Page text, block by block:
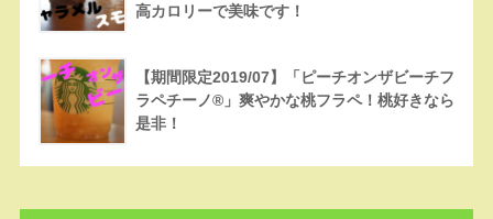
高カロリーで美味です！
【期間限定2019/07】「ピーチオンザビーチフ
ラペチーノ®」爽やかな桃フラペ！桃好きなら
是非！